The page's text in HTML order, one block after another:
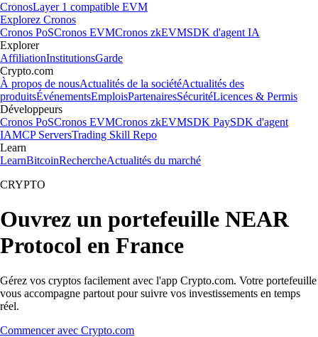
CronosLayer 1 compatible EVM
Explorez Cronos
Cronos PoSCronos EVMCronos zkEVMSDK d'agent IA
Explorer
AffiliationInstitutionsGarde
Crypto.com
À propos de nousActualités de la sociétéActualités des
produitsÉvénementsEmploisPartenairesSécuritéLicences & Permis
Développeurs
Cronos PoSCronos EVMCronos zkEVMSDK PaySDK d'agent
IAMCP ServersTrading Skill Repo
Learn
LearnBitcoinRechercheActualités du marché
CRYPTO
Ouvrez un portefeuille NEAR
Protocol en France
Gérez vos cryptos facilement avec l'app Crypto.com. Votre portefeuille
vous accompagne partout pour suivre vos investissements en temps
réel.
Commencer avec Crypto.com